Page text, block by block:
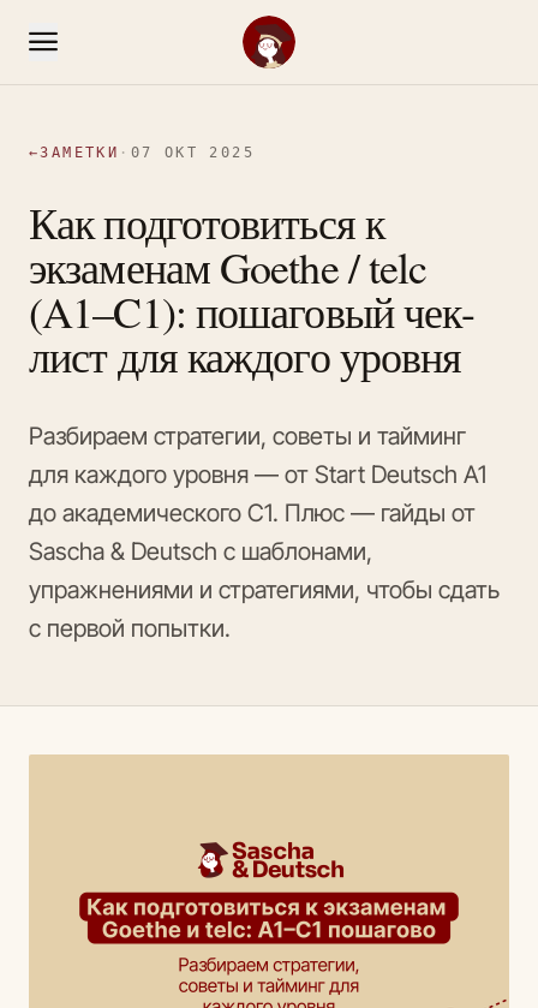
←ЗАМЕТКИ · 07 ОКТ 2025
Как подготовиться к
экзаменам Goethe / telc
(A1–C1): пошаговый чек-
лист для каждого уровня
Разбираем стратегии, советы и тайминг
для каждого уровня — от Start Deutsch A1
до академического C1. Плюс — гайды от
Sascha & Deutsch с шаблонами,
упражнениями и стратегиями, чтобы сдать
с первой попытки.